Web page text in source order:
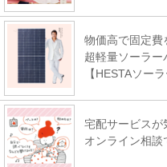
物価高で固定費
超軽量ソーラー
【HESTAソーラ
宅配サービスが
オンライン相談